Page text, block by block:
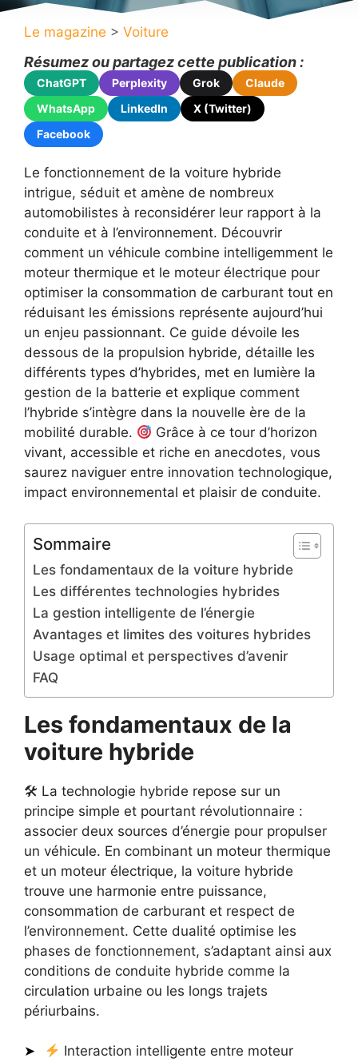
Le magazine > Voiture
Résumez ou partagez cette publication :
ChatGPT Perplexity Grok
Claude
WhatsApp
LinkedIn
X (Twitter)
Facebook
Le fonctionnement de la voiture hybride
intrigue, séduit et amène de nombreux
automobilistes à reconsidérer leur rapport à la
conduite et à l’environnement. Découvrir
comment un véhicule combine intelligemment le
moteur thermique et le moteur électrique pour
optimiser la consommation de carburant tout en
réduisant les émissions représente aujourd’hui
un enjeu passionnant. Ce guide dévoile les
dessous de la propulsion hybride, détaille les
différents types d’hybrides, met en lumière la
gestion de la batterie et explique comment
l’hybride s’intègre dans la nouvelle ère de la
mobilité durable.
Grâce à ce tour d’horizon
vivant, accessible et riche en anecdotes, vous
saurez naviguer entre innovation technologique,
impact environnemental et plaisir de conduite.
Sommaire
Les fondamentaux de la voiture hybride
Les différentes technologies hybrides
La gestion intelligente de l’énergie
Avantages et limites des voitures hybrides
Usage optimal et perspectives d’avenir
FAQ
Les fondamentaux de la
voiture hybride
🛠 La technologie hybride repose sur un
principe simple et pourtant révolutionnaire :
associer deux sources d’énergie pour propulser
un véhicule. En combinant un moteur thermique
et un moteur électrique, la voiture hybride
trouve une harmonie entre puissance,
consommation de carburant et respect de
l’environnement. Cette dualité optimise les
phases de fonctionnement, s’adaptant ainsi aux
conditions de conduite hybride comme la
circulation urbaine ou les longs trajets
périurbains.
Interaction intelligente entre moteur